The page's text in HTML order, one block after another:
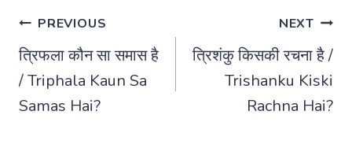
Post
navigation
PREVIOUS
त्रिफला कौन सा समास है
/ Triphala Kaun Sa
Samas Hai?
NEXT
त्रिशंकु किसकी रचना है /
Trishanku Kiski
Rachna Hai?